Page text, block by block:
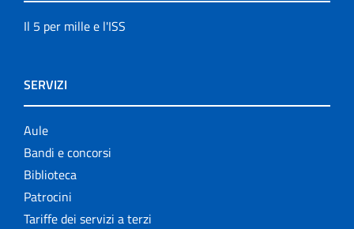
Il 5 per mille e l'ISS
SERVIZI
Aule
Bandi e concorsi
Biblioteca
Patrocini
Tariffe dei servizi a terzi